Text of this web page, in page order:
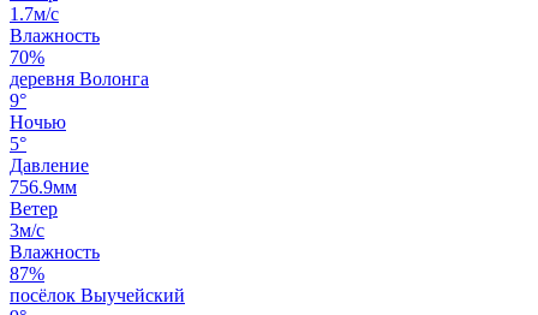
1.7м/с
Влажность
70%
деревня Волонга
9°
Ночью
5°
Давление
756.9мм
Ветер
3м/с
Влажность
87%
посёлок Выучейский